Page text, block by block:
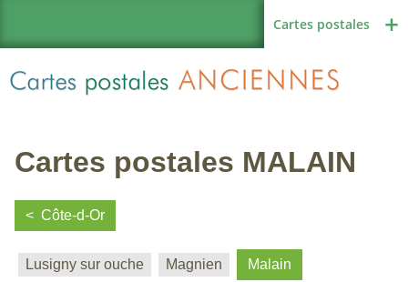
Cartes postales
Autres pays
Cartes postales MALAIN
Côte-d-Or
Lusigny sur ouche Magnien Malain